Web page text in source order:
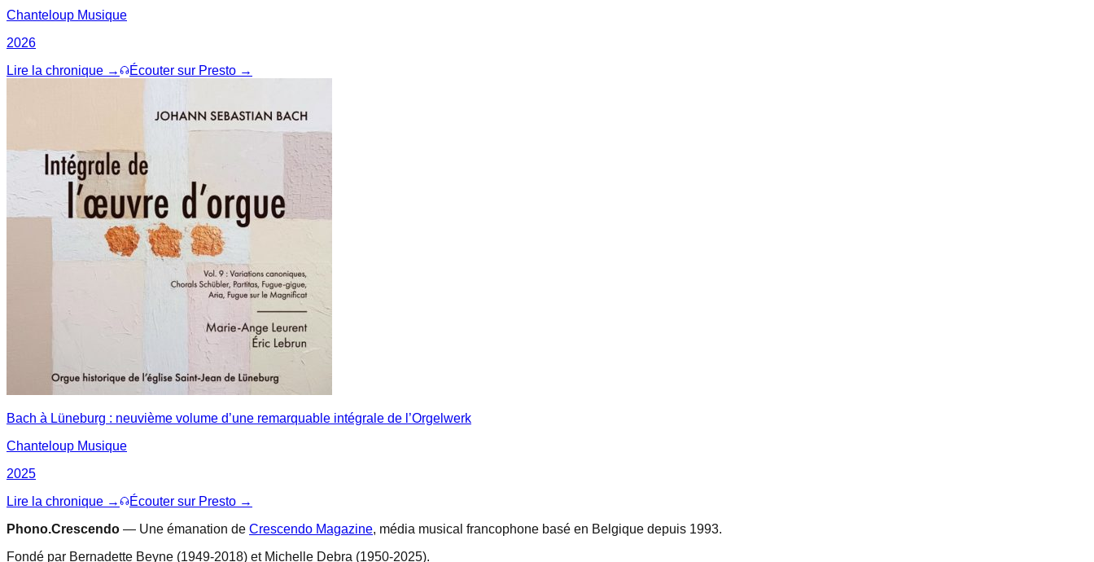
Chanteloup Musique
2026
Lire la chronique →
Écouter sur Presto →
Bach à Lüneburg : neuvième volume d’une remarquable intégrale de l’Orgelwerk
Chanteloup Musique
2025
Lire la chronique →
Écouter sur Presto →
Phono.Crescendo — Une émanation de Crescendo Magazine, média musical francophone basé en Belgique depuis 1993.
Fondé par Bernadette Beyne (1949-2018) et Michelle Debra (1950-2025).